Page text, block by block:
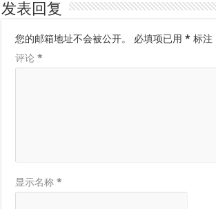
发表回复
您的邮箱地址不会被公开。 必填项已用* 标注
评论*
显示名称*